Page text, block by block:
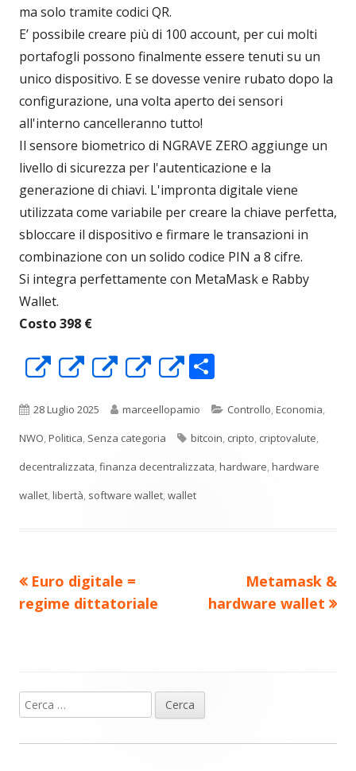
ma solo tramite codici QR.
E’ possibile creare più di 100 account, per cui molti
portafogli possono finalmente essere tenuti su un
unico dispositivo. E se dovesse venire rubato dopo la
configurazione, una volta aperto dei sensori
all'interno cancelleranno tutto!
Il sensore biometrico di NGRAVE ZERO aggiunge un
livello di sicurezza per l'autenticazione e la
generazione di chiavi. L'impronta digitale viene
utilizzata come variabile per creare la chiave perfetta,
sbloccare il dispositivo e firmare le transazioni in
combinazione con un solido codice PIN a 8 cifre.
Si integra perfettamente con MetaMask e Rabby
Wallet.
Costo 398 €
Apre
una
nuova
finestra
Apre
una
nuova
finestra
Apre
una
nuova
finestra
Apre
una
nuova
finestra
Apre
una
nuova
finestra
n
di
vi
Pubblicato
28 Luglio 2025 Autore
marceellopamio Categorie
Controllo,Economia,
NWO,Politica, Senza categoria Tag
bitcoin, cripto, criptovalute,
decentralizzata,finanza decentralizzata,hardware,hardware
wallet,libertà, software wallet,wallet
Navigazione
articoli
Precedente
articolo:
Euro digitale =
regime dittatoriale
Nuovo
articolo:
Metamask &
hardware wallet
Barra
laterale
Ricerca
per: